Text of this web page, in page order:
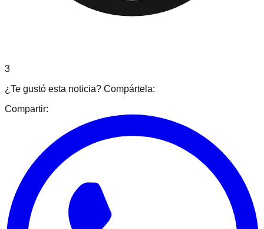
3
¿Te gustó esta noticia? Compártela:
Compartir: